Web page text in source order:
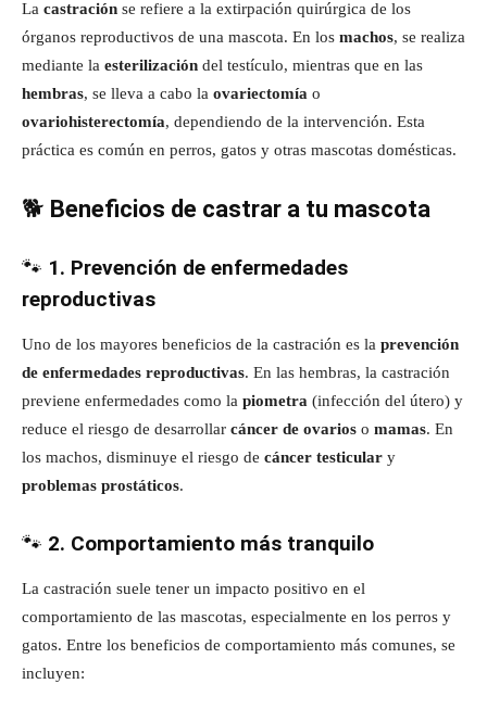
La castración se refiere a la extirpación quirúrgica de los
órganos reproductivos de una mascota. En los machos, se realiza
mediante la esterilización del testículo, mientras que en las
hembras, se lleva a cabo la ovariectomía o
ovariohisterectomía, dependiendo de la intervención. Esta
práctica es común en perros, gatos y otras mascotas domésticas.
🐕 Beneficios de castrar a tu mascota
🐾 1. Prevención de enfermedades
reproductivas
Uno de los mayores beneficios de la castración es la prevención
de enfermedades reproductivas. En las hembras, la castración
previene enfermedades como la piometra (infección del útero) y
reduce el riesgo de desarrollar cáncer de ovarios o mamas. En
los machos, disminuye el riesgo de cáncer testicular y
problemas prostáticos.
🐾 2. Comportamiento más tranquilo
La castración suele tener un impacto positivo en el
comportamiento de las mascotas, especialmente en los perros y
gatos. Entre los beneficios de comportamiento más comunes, se
incluyen: